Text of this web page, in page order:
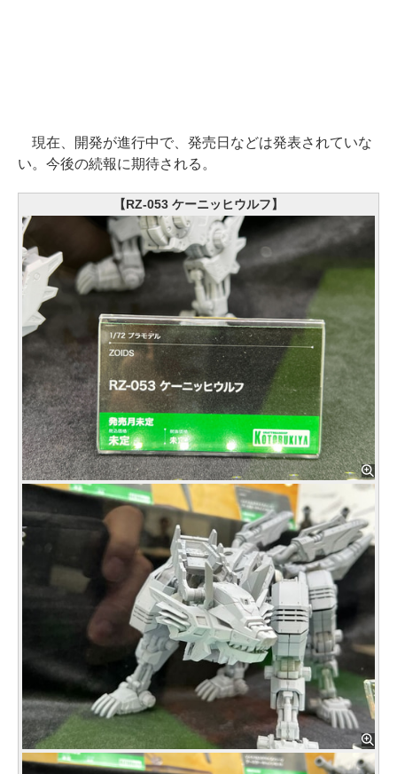
現在、開発が進行中で、発売日などは発表されていな
い。今後の続報に期待される。
【RZ-053 ケーニッヒウルフ】